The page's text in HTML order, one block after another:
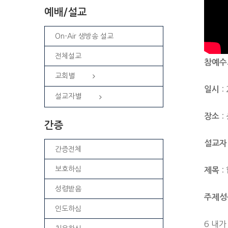
참예
일시 :
장소 :
설교자
제목 :
주제
6 내가
예배/설교
On-Air 생방송 설교
전체설교
교회별
설교자별
간증
간증전체
보호하심
성령받음
인도하심